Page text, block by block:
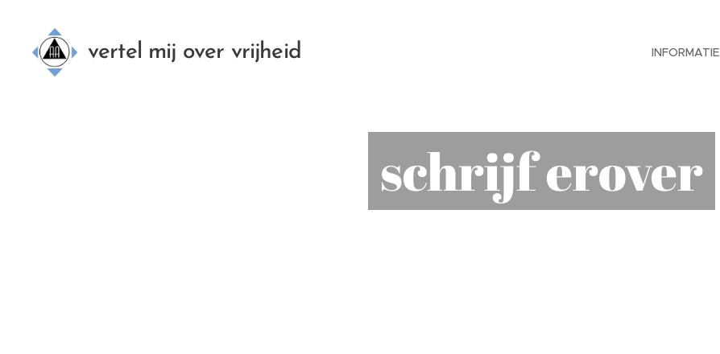
vertel mij over vrijheid INFORMATIE
schrijf erover